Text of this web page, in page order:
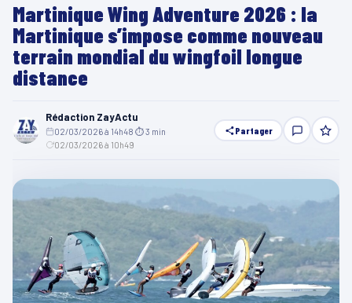
Martinique Wing Adventure 2026 : la
Martinique s’impose comme nouveau
terrain mondial du wingfoil longue
distance
Rédaction ZayActu
02/03/2026 à 14h48 ⏱ 3 min
02/03/2026 à 10h49
Partager